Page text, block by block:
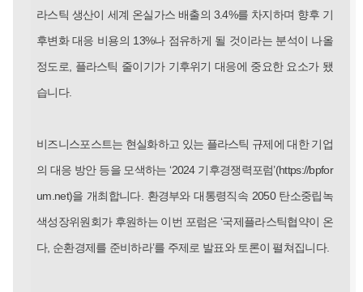
라스틱 생산이 세계 온실가스 배출의 3.4%를 차지하며 향후 기
후변화 대응 비용의 13%나 점유하게 될 것이라는 분석이 나올
정도로, 플라스틱 줄이기가 기후위기 대응에 중요한 요소가 됐
습니다.
비즈니스포스트는 현실화하고 있는 플라스틱 규제에 대한 기업
의 대응 방안 등을 모색하는 ‘2024 기후경쟁력포럼’(https://bpfor
um.net)을 개최합니다. 환경부와 대통령직속 2050 탄소중립녹
색성장위원회가 후원하는 이번 포럼은 ‘국제플라스틱협약이 온
다, 순환경제를 준비하라’를 주제로 발표와 토론이 펼쳐집니다.